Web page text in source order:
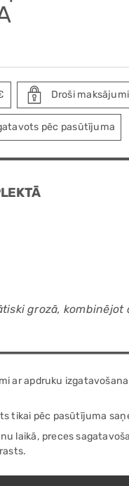
Droši maksājumi
pēc pasūtījuma
grozā, kombinējot
ar apdruku
tikai pēc pasūtījuma
laikā, preces